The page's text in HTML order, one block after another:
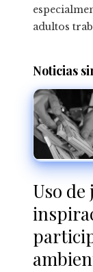
adultos
Noticias
Uso de